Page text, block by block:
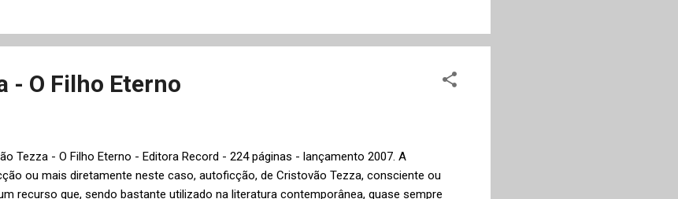
- O Filho Eterno
Tezza - O Filho Eterno - Editora Record - 224 páginas - lançamento 2007. A
ou mais diretamente neste caso, autoficção, de Cristovão Tezza, consciente ou
recurso que, sendo bastante utilizado na literatura contemporânea, quase sempre